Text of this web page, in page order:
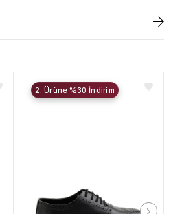
2. Ürüne %30 İndirim